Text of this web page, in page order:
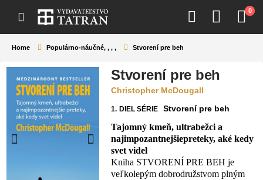
0
Home Populárno-náučné, , , , Stvorení pre beh
Stvorení pre beh
Christopher McDougall
1. DIEL SÉRIE Stvorení pre beh
Tajomný kmeň, ultrabežci a
najimpozantnejšiepreteky, aké kedy
svet videl
Kniha STVORENÍ PRE BEH je
veľkolepým dobrodružstvom plným